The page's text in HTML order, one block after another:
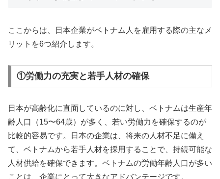
ここからは、日本企業がベトナム人を雇用する際の主なメ
リットを6つ紹介します。
①労働力の充実と若手人材の確保
日本が高齢化に直面しているのに対し、ベトナムは生産年
齢人口（15〜64歳）が多く、若い労働力を確保するのが
比較的容易です。日本の企業は、将来の人材不足に備え
て、ベトナムから若手人材を採用することで、持続可能な
人材供給を確保できます。ベトナムの労働年齢人口が多い
ことは、企業にとって大きなアドバンテージです。